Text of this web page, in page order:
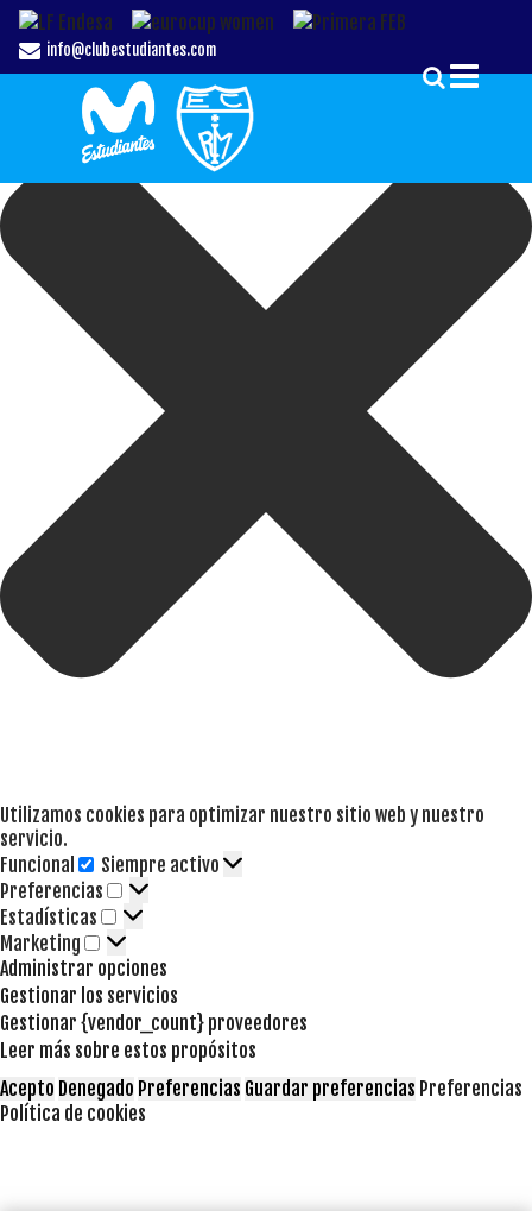
Gestionar el Consentimiento de las Cookies
Utilizamos cookies para optimizar nuestro sitio web y nuestro
servicio.
Funcional
Funcional
Siempre activo
Preferencias
Preferencias
Estadísticas Estadísticas
Marketing Marketing
Administrar opciones
Gestionar los servicios
Gestionar {vendor_count} proveedores
Leer más sobre estos propósitos
Acepto Denegado Preferencias Guardar preferencias Preferencias
Política de cookies
info@clubestudiantes.com